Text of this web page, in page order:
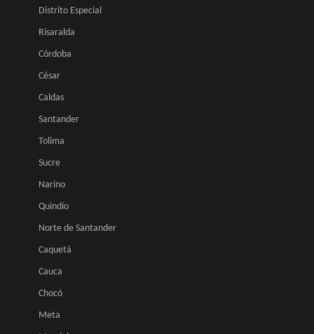
Distrito Especial
Risaralda
Córdoba
César
Caldas
Santander
Tolima
Sucre
Narino
Quindío
Norte de Santander
Caquetá
Cauca
Chocó
Meta